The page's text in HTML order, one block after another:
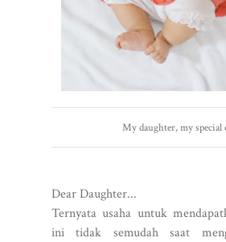
My daughter, my special
Dear Daughter...
Ternyata usaha untuk
ini tidak semudah saat